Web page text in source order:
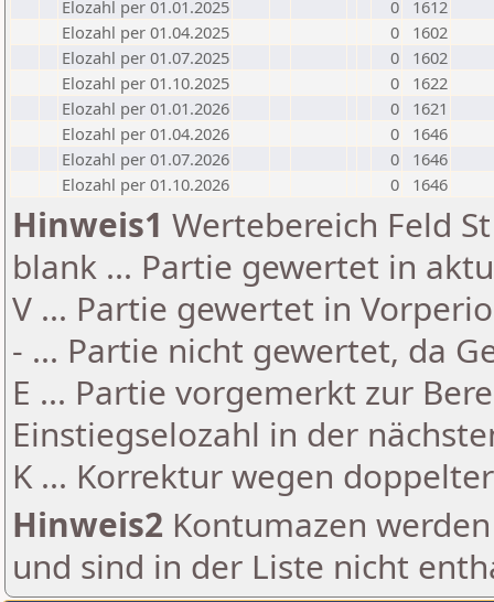
Elozahl per 01.01.2025
0
1612
Elozahl per 01.04.2025
0
1602
Elozahl per 01.07.2025
0
1602
Elozahl per 01.10.2025
0
1622
Elozahl per 01.01.2026
0
1621
Elozahl per 01.04.2026
0
1646
Elozahl per 01.07.2026
0
1646
Elozahl per 01.10.2026
0 1646
Hinweis1 Wertebereich Feld
blank ... Partie gewertet in
V ... Partie gewertet in
- ... Partie nicht gewertet, da
E ... Partie vorgemerkt zur
Einstiegselozahl in der
K ... Korrektur wegen
Hinweis2 Kontumazen
und sind in der Liste nicht